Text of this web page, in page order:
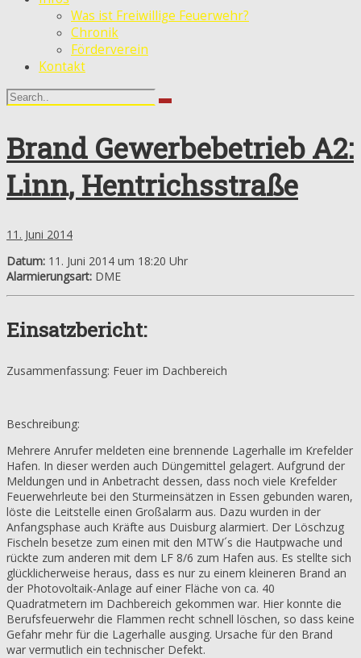
Was ist Freiwillige Feuerwehr?
Chronik
Förderverein
Kontakt
Brand Gewerbebetrieb A2:
Linn, Hentrichsstraße
11. Juni 2014
Datum: 11. Juni 2014 um 18:20 Uhr
Alarmierungsart: DME
Einsatzbericht:
Zusammenfassung: Feuer im Dachbereich
Beschreibung:
Mehrere Anrufer meldeten eine brennende Lagerhalle im Krefelder
Hafen. In dieser werden auch Düngemittel gelagert. Aufgrund der
Meldungen und in Anbetracht dessen, dass noch viele Krefelder
Feuerwehrleute bei den Sturmeinsätzen in Essen gebunden waren,
löste die Leitstelle einen Großalarm aus. Dazu wurden in der
Anfangsphase auch Kräfte aus Duisburg alarmiert. Der Löschzug
Fischeln besetze zum einen mit den MTW´s die Hautpwache und
rückte zum anderen mit dem LF 8/6 zum Hafen aus. Es stellte sich
glücklicherweise heraus, dass es nur zu einem kleineren Brand an
der Photovoltaik-Anlage auf einer Fläche von ca. 40
Quadratmetern im Dachbereich gekommen war. Hier konnte die
Berufsfeuerwehr die Flammen recht schnell löschen, so dass keine
Gefahr mehr für die Lagerhalle ausging. Ursache für den Brand
war vermutlich ein technischer Defekt.